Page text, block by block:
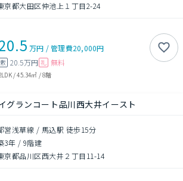
京都大田区仲池上１丁目2-24
万円 /管理費20,000円
敷 20.5万円 礼 無料
/45.34㎡ /8階
グランコート品川西大井イースト
営浅草線 / 馬込駅 徒歩15分
3年 / 9階建
京都品川区西大井２丁目11-14